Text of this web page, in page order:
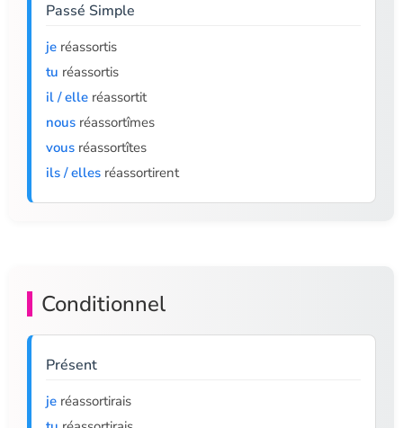
Passé Simple
je réassortis
tu réassortis
il / elle réassortit
nous réassortîmes
vous réassortîtes
ils / elles réassortirent
Conditionnel
Présent
je réassortirais